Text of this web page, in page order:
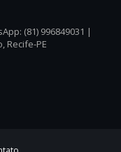
(81) 996849031 |
Recife-PE